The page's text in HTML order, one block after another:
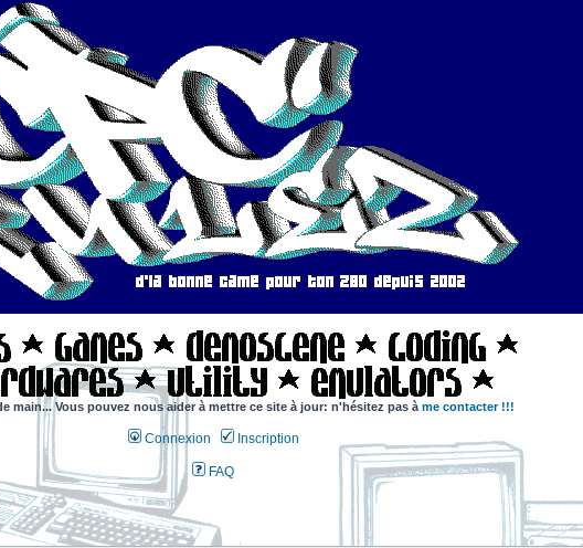
main... Vous pouvez nous aider à mettre ce site à jour: n'hésitez pas à me contacter !!!
Connexion Inscription
FAQ